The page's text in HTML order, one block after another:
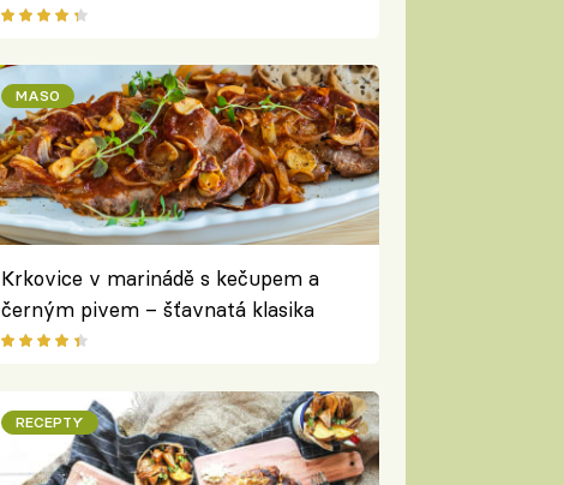
talíři
MASO
Krkovice v marinádě s kečupem a
černým pivem – šťavnatá klasika
všech milovníků masa
RECEPTY